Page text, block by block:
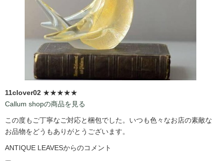
11clover02 ★★★★★
Callum shopの商品を見る
この度もご丁寧なご対応と梱包でした。いつも色々なお店の素敵な
お品物をどうもありがとうございます。
ANTIQUE LEAVESからのコメント